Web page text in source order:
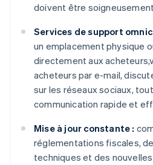
doivent être
Services de support
un emplacement physique
directement aux
acheteurs par e-mail,
sur les réseaux sociaux,
communication rapide et
Mise à jour constante :
réglementations fiscales,
techniques et des